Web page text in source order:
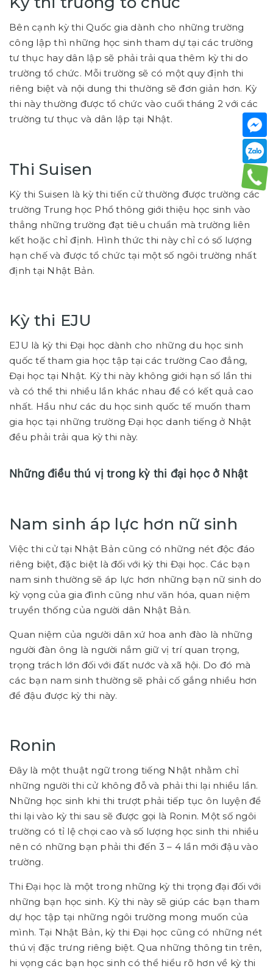
Bên cạnh kỳ thi Quốc gia dành cho những trường
công lập thì những học sinh tham dự tại các trường
tư thục hay dân lập sẽ phải trải qua thêm kỳ thi do
trường tổ chức. Mỗi trường sẽ có một quy định thi
riêng biệt và nội dung thi thường sẽ đơn giản hơn. Kỳ
thi này thường được tổ chức vào cuối tháng 2 với các
trường tư thục và dân lập tại Nhật.
Thi Suisen
Kỳ thi Suisen là kỳ thi tiến cử thường được trường các
trường Trung học Phổ thông giới thiệu học sinh vào
thẳng những trường đạt tiêu chuẩn mà trường liên
kết hoặc chỉ định. Hình thức thi này chỉ có số lượng
hạn chế và được tổ chức tại một số ngôi trường nhất
định tại Nhật Bản.
Kỳ thi EJU
EJU là kỳ thi Đại học dành cho những du học sinh
quốc tế tham gia học tập tại các trường Cao đẳng,
Đại học tại Nhật. Kỳ thi này không giới hạn số lần thi
và có thể thi nhiều lần khác nhau để có kết quả cao
nhất. Hầu như các du học sinh quốc tế muốn tham
gia học tại những trường Đại học danh tiếng ở Nhật
đều phải trải qua kỳ thi này.
Những điều thú vị trong kỳ thi đại học ở Nhật
Nam sinh áp lực hơn nữ sinh
Việc thi cử tại Nhật Bản cũng có những nét độc đáo
riêng biệt, đặc biệt là đối với kỳ thi Đại học. Các bạn
nam sinh thường sẽ áp lực hơn những bạn nữ sinh do
kỳ vọng của gia đình cũng như văn hóa, quan niệm
truyền thống của người dân Nhật Bản.
Quan niệm của người dân xứ hoa anh đào là những
người đàn ông là người nắm giữ vị trí quan trọng,
trọng trách lớn đối với đất nước và xã hội. Do đó mà
các bạn nam sinh thường sẽ phải cố gắng nhiều hơn
để đậu được kỳ thi này.
Ronin
Đây là một thuật ngữ trong tiếng Nhật nhằm chỉ
những người thi cử không đỗ và phải thi lại nhiều lần.
Những học sinh khi thi trượt phải tiếp tục ôn luyện để
thi lại vào kỳ thi sau sẽ được gọi là Ronin. Một số ngôi
trường có tỉ lệ chọi cao và số lượng học sinh thi nhiều
nên có những bạn phải thi đến 3 – 4 lần mới đậu vào
trường.
Thi Đại học là một trong những kỳ thi trọng đại đối với
những bạn học sinh. Kỳ thi này sẽ giúp các bạn tham
dự học tập tại những ngôi trường mong muốn của
mình. Tại Nhật Bản, kỳ thi Đại học cũng có những nét
thú vị đặc trưng riêng biệt. Qua những thông tin trên,
hi vọng các bạn học sinh có thể hiểu rõ hơn về kỳ thi